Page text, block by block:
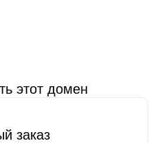
этот домен
заказ